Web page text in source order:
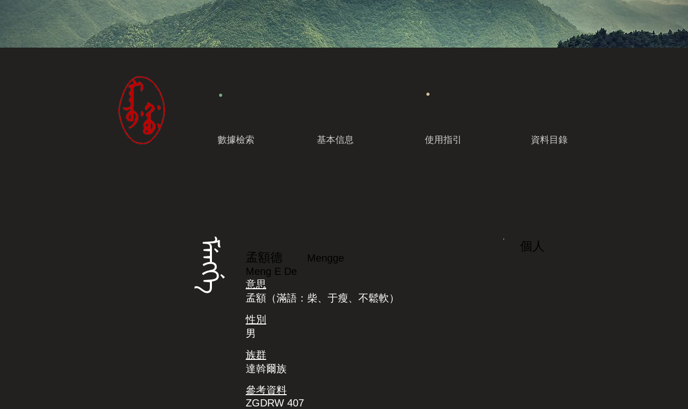
數據檢索 基本信息 使用指引 資料目錄
ᠮᡝᠩᡤᡝ 孟額德
Mengge
Meng E De
意思
孟額（滿語：柴、于瘦、不鬆軟）
性別
男
族群
達斡爾族
參考資料
ZGDRW 407
個人